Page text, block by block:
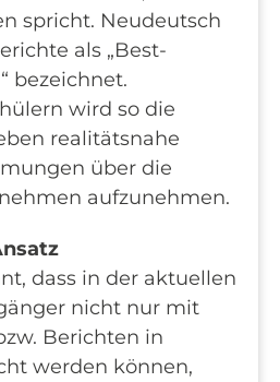
spricht. Neudeutsch
als „Best-
bezeichnet.
wird so die
realitätsnahe
über die
aufzunehmen.
dass in der aktuellen
nicht nur mit
Berichten in
werden können,